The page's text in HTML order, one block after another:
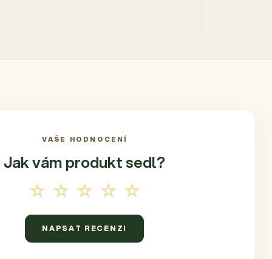
VAŠE HODNOCENÍ
Jak vám produktsedl?
☆☆☆☆☆
NAPSAT RECENZI